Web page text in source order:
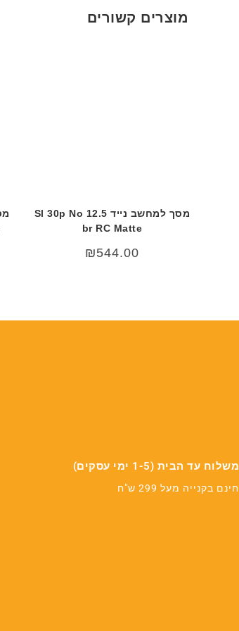
מוצרים קשורים
מסך למחשב נייד 12.5 Sl 30p No
br RC Matte
₪544.00
משלוח עד הבית (1-5 ימי עסקים)
חינם בקנייה מעל 299 ש"ח